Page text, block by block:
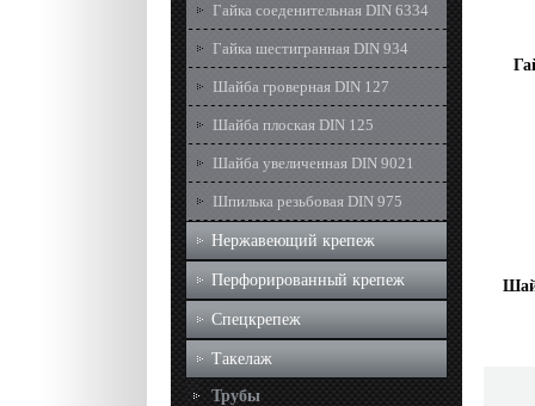
Гайка соеденительная DIN 6334
Гайка шестигранная DIN 934
Шайба гроверная DIN 127
Шайба плоская DIN 125
Шайба увеличенная DIN 9021
Шпилька резьбовая DIN 975
Нержавеющий крепеж
Перфорированный крепеж
Спецкрепеж
Такелаж
Трубы